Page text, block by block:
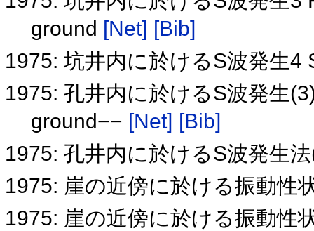
ground [Net] [Bib]
1975: 坑井内に於けるS波発生
1975: 孔井内に於けるS波発生
ground−− [Net] [Bib]
1975: 孔井内に於けるS波発生
1975: 崖の近傍に於ける振動性
1975: 崖の近傍に於ける振動性